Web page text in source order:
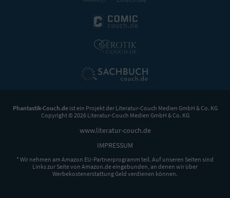
Phantastik-Couch.deist ein Projekt der Literatur-Couch Medien GmbH & Co. KG
Copyright © 2026 Literatur-Couch Medien GmbH & Co. KG
www.literatur-couch.de
IMPRESSUM
* Wir nehmen am Amazon EU-Partnerprogramm teil. Auf unseren Seiten sind
Links zur Seite von Amazon.de eingebunden, an denen wir über
Werbekostenerstattung Geld verdienen können.